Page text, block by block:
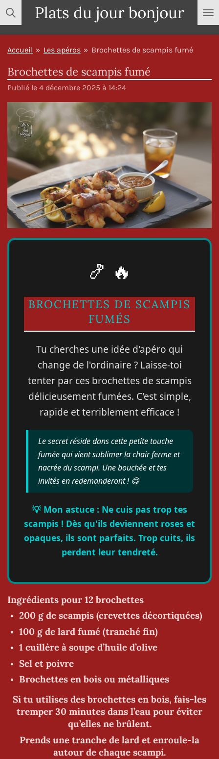
Passer
au
contenu
principal
Plats du jour bonjour
Accueil » Les apéros » Brochettes de scampis fumé
Brochettes de scampis fumé
Publié le 4 décembre 2025 à 14:24
🍤 🔥
BROCHETTES DE SCAMPIS
FUMÉS
Tu cherches une idée d'apéro qui
change de l'ordinaire ? Laisse-toi
tenter par ces brochettes de scampis
délicieusement fumées. C'est simple,
rapide et terriblement efficace !
Le secret réside dans cette petite touche
fumée qui vient sublimer la chair ferme et
nacrée du scampi. Une bouchée et tes
invités en redemanderont ! 😋
💡 Mon astuce : Ne cuis pas trop tes
scampis ! Dès qu'ils deviennent roses et
opaques, ils sont parfaits. Trop cuits, ils
perdent leur tendreté.
Ingrédients pour 12 brochettes
200 g de scampis (crevettes décortiquées)
100 g de lard fumé (tranché fin)
1 cuillère à soupe d’huile d’olive
Sel et poivre
Brochettes en bois ou métalliques
Si tu utilises des brochettes en bois, fais-les
tremper 30 minutes dans l’eau pour éviter
qu’elles ne brûlent.
Prends une tranche de lard et enroule-la
autour de chaque scampi.